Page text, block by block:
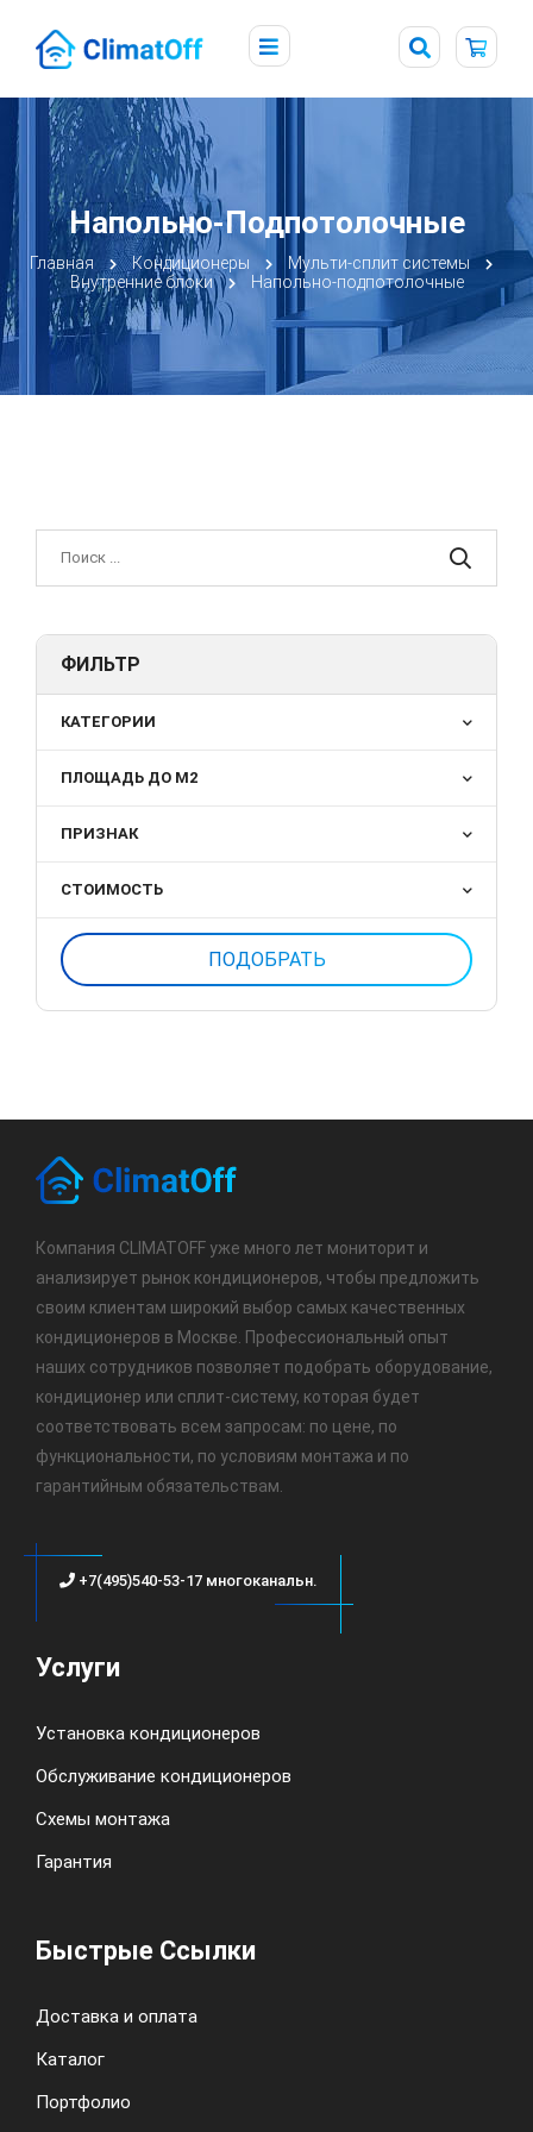
Напольно-Подпотолочные
Главная Кондиционеры
Мульти-сплит системы
Внутренние блоки
Напольно-подпотолочные
ФИЛЬТР
КАТЕГОРИИ
ПЛОЩАДЬ ДО М2
ПРИЗНАК
СТОИМОСТЬ
Компания CLIMATOFF уже много лет мониторит и
анализирует рынок кондиционеров, чтобы предложить
своим клиентам широкий выбор самых качественных
кондиционеров в Москве. Профессиональный опыт
наших сотрудников позволяет подобрать оборудование,
кондиционер или сплит-систему, которая будет
соответствовать всем запросам: по цене, по
функциональности, по условиям монтажа и по
гарантийным обязательствам.
+7(495)540-53-17 многоканальн.
Услуги
Установка кондиционеров
Обслуживание кондиционеров
Схемы монтажа
Гарантия
Быстрые Ссылки
Доставка и оплата
Каталог
Портфолио